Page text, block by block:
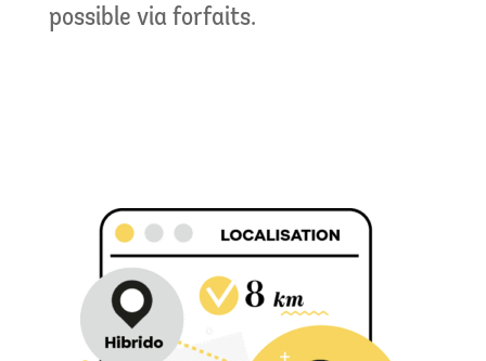
possible via forfaits.